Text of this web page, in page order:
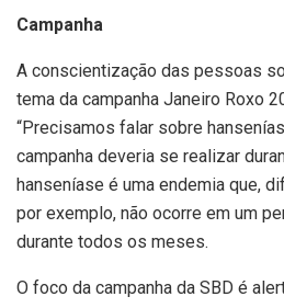
Campanha
A conscientização das pessoas
tema da campanha Janeiro Roxo
“Precisamos falar sobre
campanha deveria se realizar
hanseníase é uma endemia que,
por exemplo, não ocorre em um
durante todos os meses.
O foco da campanha da SBD é